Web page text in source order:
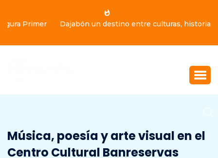
Dajabón un destino entre culturas, historia y gastronomía
Música, poesía y arte visual en el
Centro Cultural Banreservas